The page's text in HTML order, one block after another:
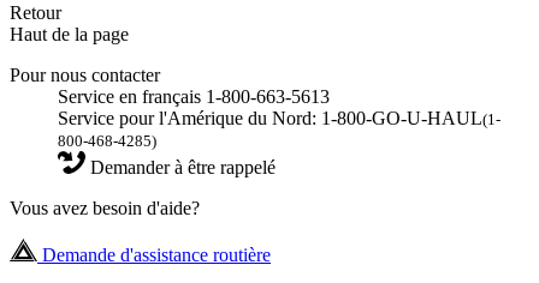
Retour
Haut de la page
Pour nous contacter
Service en français 1-800-663-5613
Service pour l'Amérique du Nord: 1-800-GO-U-HAUL(1-
800-468-4285)
Demander à être rappelé
Vous avez besoin d'aide?
Demande d'assistance routière